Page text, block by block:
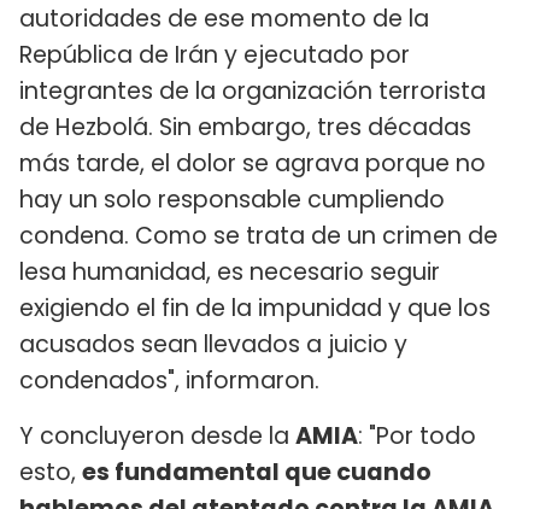
autoridades de ese momento de la
República de Irán y ejecutado por
integrantes de la organización terrorista
de Hezbolá. Sin embargo, tres décadas
más tarde, el dolor se agrava porque no
hay un solo responsable cumpliendo
condena. Como se trata de un crimen de
lesa humanidad, es necesario seguir
exigiendo el fin de la impunidad y que los
acusados sean llevados a juicio y
condenados", informaron.
Y concluyeron desde la AMIA: "Por todo
esto, es fundamental que cuando